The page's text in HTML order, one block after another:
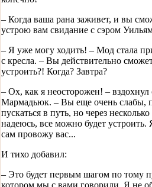
– Когда ваша рана заживет, и вы
устрою вам свидание с сэром
– Я уже могу ходить! – Мод стала
с кресла. – Вы действительно
устроить?! Когда? Завтра?
– Ох, как я неосторожен! – вздохнул
Мармадьюк. – Вы еще очень слабы,
пускаться в путь, но через
надеюсь, все можно будет
сам провожу вас...
И тихо добавил:
– Это будет первым шагом по тому
котором мы с вами говорили. Я не